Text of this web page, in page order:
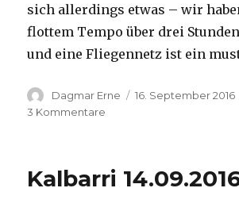
sich allerdings etwas – wir
flottem Tempo über drei
und eine Fliegennetz ist ein
Autor
Dagmar Erne
Veröffentlicht
16. September 2016
3 Kommentare
Kalbarri